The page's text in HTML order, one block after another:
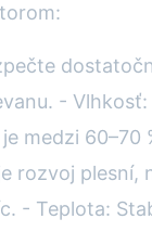
-
medzi 60–70
rozvoj plesní,
- Teplota: